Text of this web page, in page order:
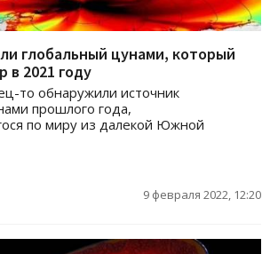
глобальный цунами, который
в 2021 году
то обнаружили источник
прошлого года,
по миру из далекой Южной
9 февраля 2022, 12:20